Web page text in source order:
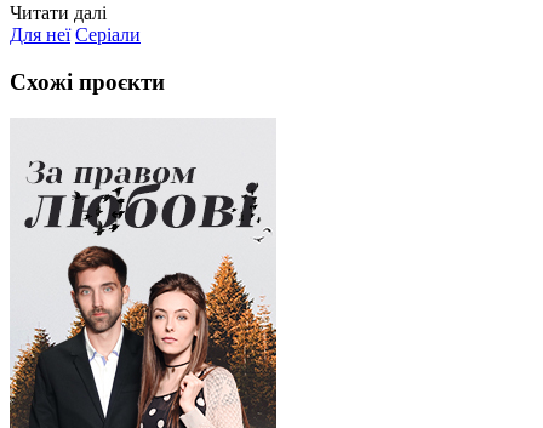
Читати далі
Для неї Серіали
Схожі проєкти